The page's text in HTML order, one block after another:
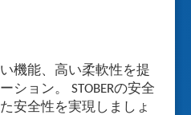
機能、高い柔軟性を提
ション。 STOBERの安全
安全性を実現しましょ